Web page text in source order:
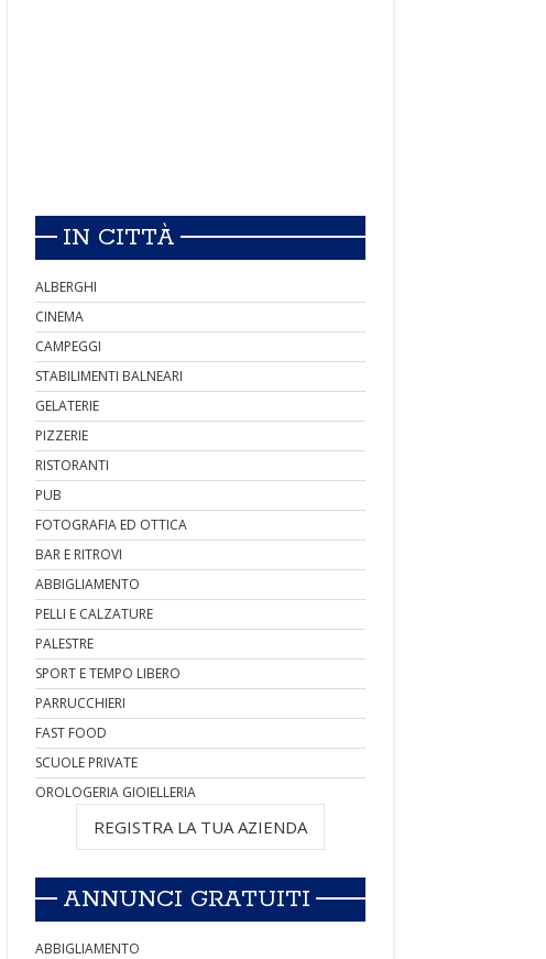
IN CITTÀ
ALBERGHI
CINEMA
CAMPEGGI
STABILIMENTI BALNEARI
GELATERIE
PIZZERIE
RISTORANTI
PUB
FOTOGRAFIA ED OTTICA
BAR E RITROVI
ABBIGLIAMENTO
PELLI E CALZATURE
PALESTRE
SPORT E TEMPO LIBERO
PARRUCCHIERI
FAST FOOD
SCUOLE PRIVATE
OROLOGERIA GIOIELLERIA
REGISTRA LA TUA AZIENDA
ANNUNCI GRATUITI
ABBIGLIAMENTO